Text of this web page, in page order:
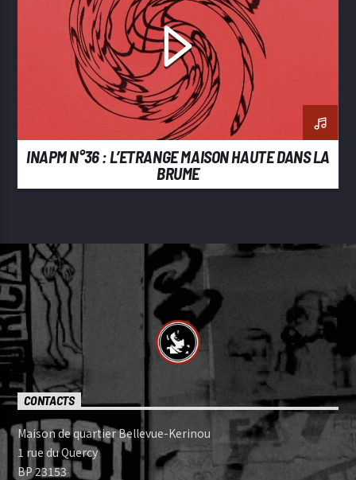
INAPM N°36 : L’ETRANGE MAISON HAUTE DANS LA
BRUME
CONTACTS
Maison de quartier Bellevue-Kerinou
1 rue du Quercy
BP 23153